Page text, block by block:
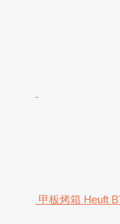
甲板烤箱 Heuft